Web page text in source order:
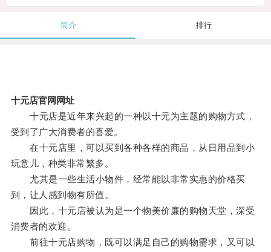
简介 排行
十元店官网网址
十元店是近年来兴起的一种以十元为主题的购物方式，
受到了广大消费者的喜爱。
在十元店里，可以买到各种各样的商品，从日用品到小
玩意儿，种类非常繁多。
尤其是一些生活小物件，经常能以非常实惠的价格买
到，让人感到物有所值。
因此，十元店被认为是一个物美价廉的购物天堂，深受
消费者的欢迎。
前往十元店购物，既可以满足自己的购物需求，又可以